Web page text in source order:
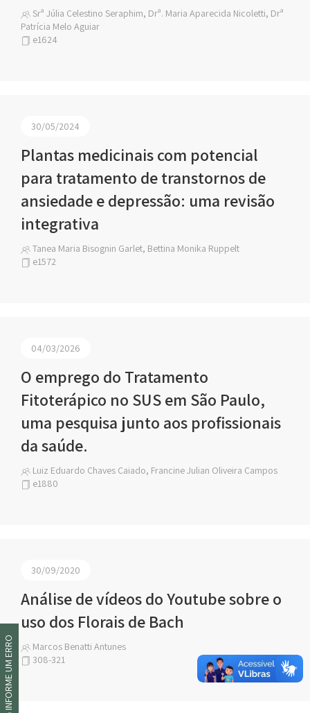
Srª Júlia Celestino Seraphim, Drª. Maria Aparecida Nicoletti, Drª
Patrícia Melo Aguiar
e1624
30/05/2024
Plantas medicinais com potencial
para tratamento de transtornos de
ansiedade e depressão: uma revisão
integrativa
Tanea Maria Bisognin Garlet, Bettina Monika Ruppelt
e1572
04/03/2026
O emprego do Tratamento
Fitoterápico no SUS em São Paulo,
uma pesquisa junto aos profissionais
da saúde.
Luiz Eduardo Chaves Caiado, Francine Julian Oliveira Campos
e1880
30/09/2020
Análise de vídeos do Youtube sobre o
uso dos Florais de Bach
Marcos Benatti Antunes
308-321
INFORME UM ERRO